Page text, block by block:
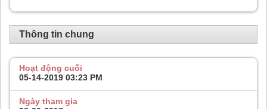
Thông tin chung
Hoạt động cuối
05-14-2019 03:23 PM
Ngày tham gia